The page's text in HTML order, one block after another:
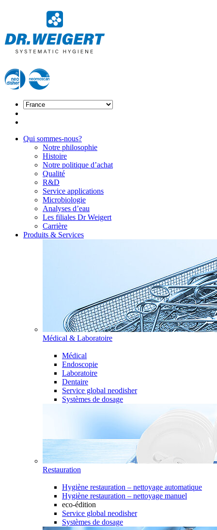
Qui sommes-nous?
Notre philosophie
Histoire
Notre politique d’achat
Qualité
R&D
Service applications
Microbiologie
Analyses d’eau
Les filiales Dr Weigert
Carrière
Produits & Services
Médical & Laboratoire
Médical
Endoscopie
Laboratoire
Dentaire
Service global neodisher
Systèmes de dosage
Restauration
Hygiène restauration – nettoyage automatique
Hygiène restauration – nettoyage manuel
eco-édition
Service global neodisher
Systèmes de dosage